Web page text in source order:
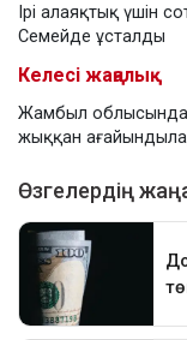
Ірі алаяқтық үшін
Семейде ұсталды
Келесі жаңалық
Жамбыл облысында
жыққан